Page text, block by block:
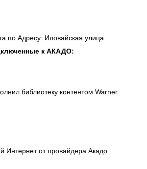
по Адресу: Иловайская улица
к АКАДО:
библиотеку контентом Warner
Интернет от провайдера Акадо